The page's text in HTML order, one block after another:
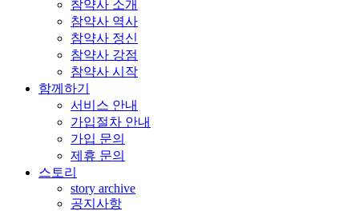
참약사 소개
참약사 역사
참약사 정신
참약사 강점
참약사 시작
함께하기
서비스 안내
가입절차 안내
가입 문의
제휴 문의
스토리
story archive
공지사항